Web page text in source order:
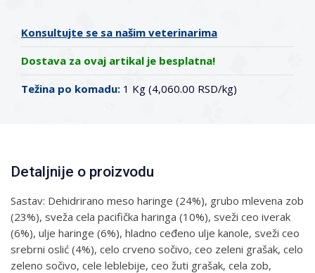
Konsultujte se sa našim veterinarima
Dostava za ovaj artikal je besplatna!
Težina po komadu: 1 Kg (4,060.00 RSD/kg)
Detaljnije o proizvodu
Sastav: Dehidrirano meso haringe (24%), grubo mlevena zob
(23%), sveža cela pacifička haringa (10%), sveži ceo iverak
(6%), ulje haringe (6%), hladno ceđeno ulje kanole, sveži ceo
srebrni oslić (4%), celo crveno sočivo, ceo zeleni grašak, celo
zeleno sočivo, cele leblebije, ceo žuti grašak, cela zob,